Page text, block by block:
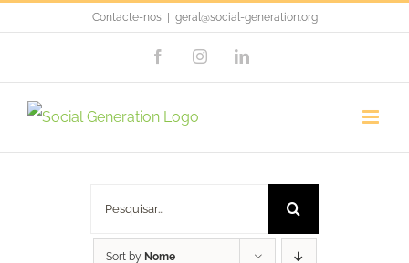
content
Contacte-nos geral@social-generation.org
FacebookInstagramLinkedIn
Sort by Nome